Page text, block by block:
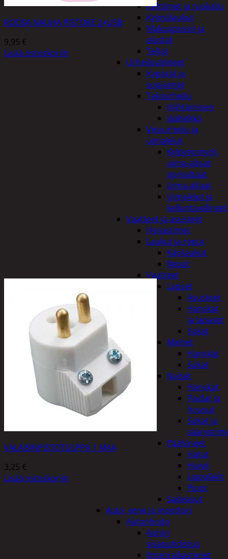
Keittimet ja ruokailu
Kylmälaukut
Makuupussit ja
alustat
Teltat
Urheiluvälineet
Kypärät ja
suojaimet
Talviurheilu
Hiihtäminen
Jääkiekko
Vesiurheilu ja
uimalelut
Kylpytynnyrit,
uima-altaat,
porealtaat
Uima-altaat
Uimalelut ja
kelluntavälineet
Vaatteet ja asusteet
Heijastimet
Laukut ja reput
Käsilaukut
Reput
Vaatteet
Lapset
Asusteet
Hanskat
ja lapaset
Sukat
Miehet
Hanskat
Sukat
Naiset
Hanskat
Paidat ja
housut
Sukat ja
Päähineet
Hatut
Huivit
Lippalakit
Pipot
Sadeasut
Auto, vene ja moottori
Autonhoito
Auton
sisäpuhdistus
Ilmanraikastimet
ROOSA NAUHA PISTOKE 2×USB
9,95 €
Lisää ostoskoriin
VALAISINPISTOTULPPA 1 MAA
3,25 €
Lisää ostoskoriin